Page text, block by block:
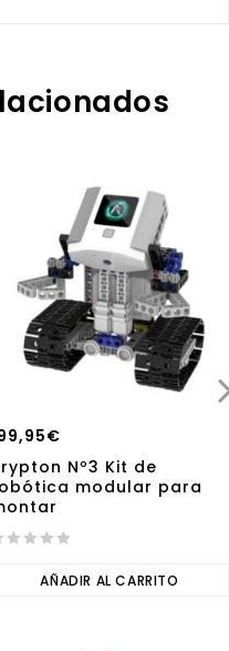
€
Nº3 Kit de
modular para
AÑADIR AL CARRITO